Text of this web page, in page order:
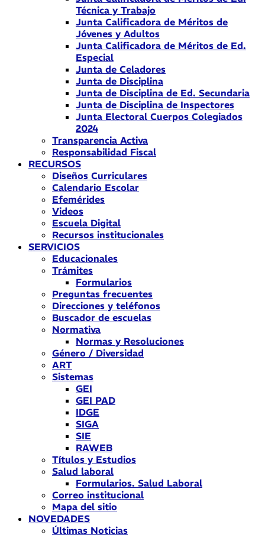
Técnica y Trabajo
Junta Calificadora de Méritos de
Jóvenes y Adultos
Junta Calificadora de Méritos de Ed.
Especial
Junta de Celadores
Junta de Disciplina
Junta de Disciplina de Ed. Secundaria
Junta de Disciplina de Inspectores
Junta Electoral Cuerpos Colegiados
2024
Transparencia Activa
Responsabilidad Fiscal
RECURSOS
Diseños Curriculares
Calendario Escolar
Efemérides
Videos
Escuela Digital
Recursos institucionales
SERVICIOS
Educacionales
Trámites
Formularios
Preguntas frecuentes
Direcciones y teléfonos
Buscador de escuelas
Normativa
Normas y Resoluciones
Género / Diversidad
ART
Sistemas
GEI
GEI PAD
IDGE
SIGA
SIE
RAWEB
Títulos y Estudios
Salud laboral
Formularios. Salud Laboral
Correo institucional
Mapa del sitio
NOVEDADES
Últimas Noticias